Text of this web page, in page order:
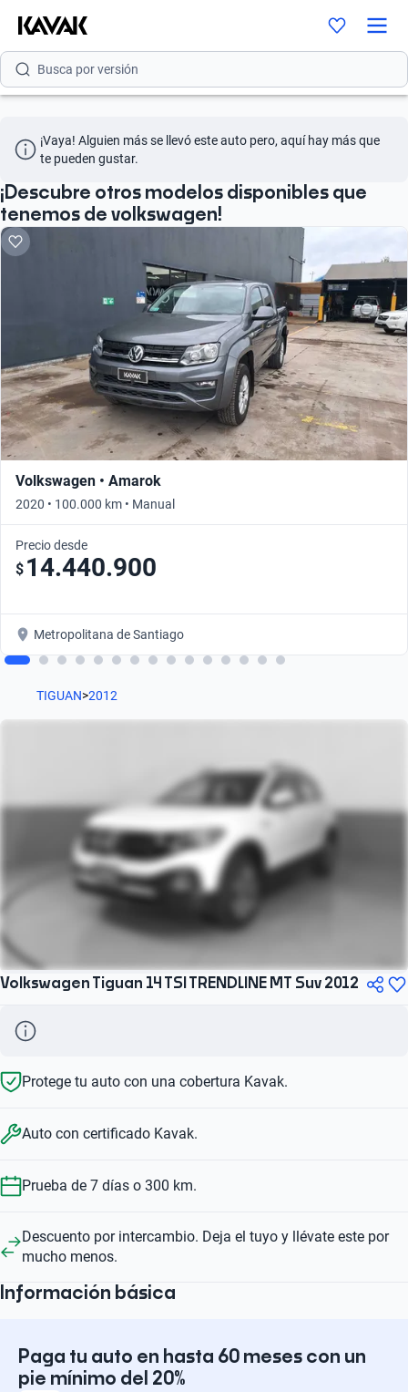
Busca por modelo
Busca por versión
Busca por marca
Busca por modelo
Busca por versión
¡Vaya! Alguien más se llevó este auto pero, aquí hay más que
te pueden gustar.
¡Descubre otros modelos disponibles que
tenemos de volkswagen!
Volkswagen • Amarok
2020 • 100.000 km • Manual
Precio desde
$ 14.440.900
Metropolitana de Santiago
TIGUAN>2012
Volkswagen Tiguan 14 TSI TRENDLINE MT Suv 2012
Protege tu auto con una cobertura Kavak.
Auto con certificado Kavak.
Prueba de 7 días o 300 km.
Descuento por intercambio. Deja el tuyo y llévate este por
mucho menos.
Información básica
Paga tu auto en hasta 60 meses con un
pie mínimo del 20%